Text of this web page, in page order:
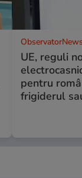
UE, reguli
pentru
frigiderul